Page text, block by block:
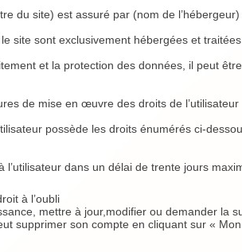
du site) est assuré par (nom de
site sont exclusivement hébergées et
et la protection des données, il peut
de mise en œuvre des droits de l’utilisateur
possède les droits énumérés ci-
l’utilisateur dans un délai de trente jours
à l’oubli
mettre à jour,modifier ou demander la
supprimer son compte en cliquant sur «